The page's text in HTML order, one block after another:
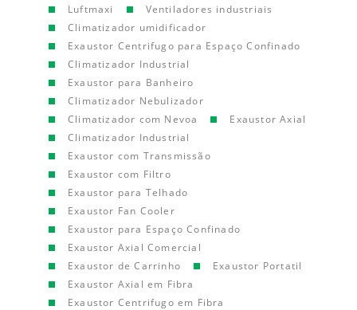
Luftmaxi
Ventiladores industriais
Climatizador umidificador
Exaustor Centrifugo para Espaço Confinado
Climatizador Industrial
Exaustor para Banheiro
Climatizador Nebulizador
Climatizador com Nevoa
Exaustor Axial
Climatizador Industrial
Exaustor com Transmissão
Exaustor com Filtro
Exaustor para Telhado
Exaustor Fan Cooler
Exaustor para Espaço Confinado
Exaustor Axial Comercial
Exaustor de Carrinho
Exaustor Portatil
Exaustor Axial em Fibra
Exaustor Centrifugo em Fibra